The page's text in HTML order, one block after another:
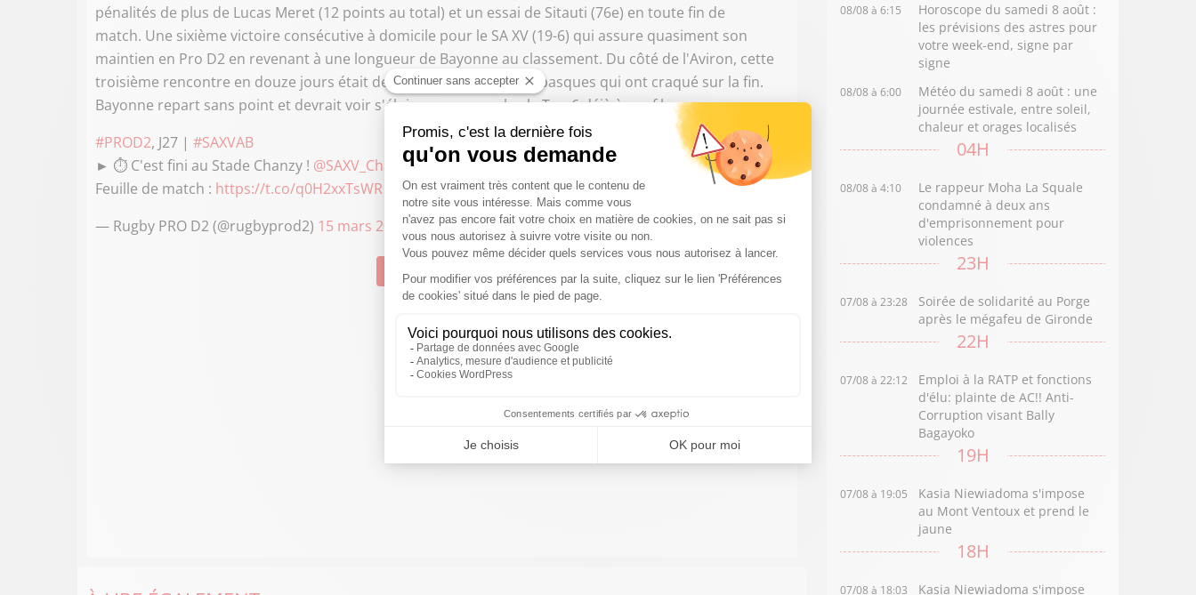
pénalités de plus de Lucas Meret (12 points au total) et un essai de Sitauti (76e) en toute fin de
match. Une sixième victoire consécutive à domicile pour le SA XV (19-6) qui assure quasiment son
maintien en Pro D2 en revenant à une longueur de Bayonne au classement. Du côté de l'Aviron, cette
troisième rencontre en douze jours était de trop pour les joueurs basques qui ont craqué sur la fin.
Bayonne repart sans point et devrait voir s'éloigner un peu plus le Top 6 déjà à neuf longueurs.
#PROD2, J27 | #SAXVAB
► ⏱ C'est fini au Stade Chanzy ! @SAXV_Charente s'impose face à@avironrugbypro
Feuille de match : https://t.co/q0H2xxTsWR
pic.twitter.com/gCMCkGiAbn
— Rugby PRO D2 (@rugbyprod2) 15 mars 2018
Suivre Sud Radio
08/08 à 6:15
Horoscope du samedi 8 août :
les prévisions des astres pour
votre week-end, signe par
signe
08/08 à 6:00
Météo du samedi 8 août : une
journée estivale, entre soleil,
chaleur et orages localisés
04H
08/08 à 4:10
Le rappeur Moha La Squale
condamné à deux ans
d'emprisonnement pour
violences
23H
07/08 à 23:28
Soirée de solidarité au Porge
après le mégafeu de Gironde
22H
07/08 à 22:12
Emploi à la RATP et fonctions
d'élu: plainte de AC!! Anti-
Corruption visant Bally
Bagayoko
19H
07/08 à 19:05
Kasia Niewiadoma s'impose
au Mont Ventoux et prend le
jaune
18H
07/08 à 18:03
Kasia Niewiadoma s'impose